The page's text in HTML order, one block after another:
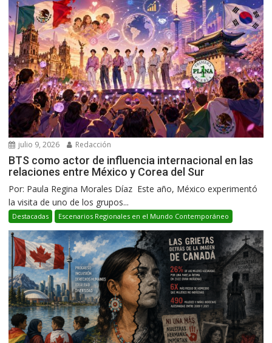
julio 9, 2026 Redacción
BTS como actor de influencia internacional en las
relaciones entre México y Corea del Sur
Por: Paula Regina Morales Díaz Este año, México experimentó
la visita de uno de los grupos...
Destacadas Escenarios Regionales en el Mundo Contemporáneo